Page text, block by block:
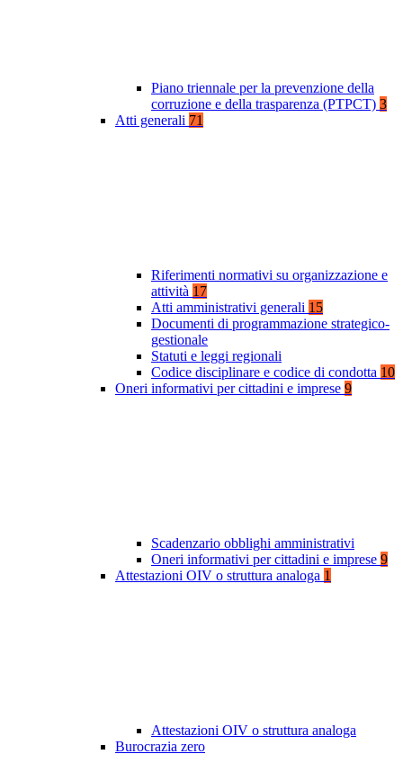
Piano triennale per la prevenzione della
corruzione e della trasparenza (PTPCT) 3
Atti generali 71
Riferimenti normativi su organizzazione e
attività 17
Atti amministrativi generali 15
Documenti di programmazione strategico-
gestionale
Statuti e leggi regionali
Codice disciplinare e codice di condotta 10
Oneri informativi per cittadini e imprese 9
Scadenzario obblighi amministrativi
Oneri informativi per cittadini e imprese 9
Attestazioni OIV o struttura analoga 1
Attestazioni OIV o struttura analoga
Burocrazia zero